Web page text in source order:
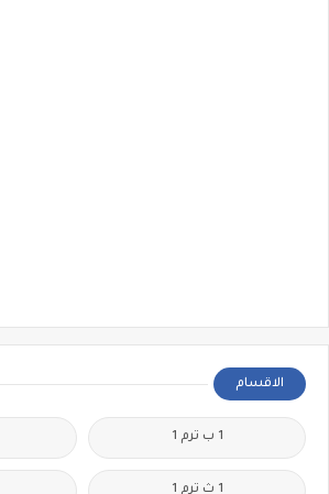
الاقسام
1 ب ترم 1
1 ث ترم 1